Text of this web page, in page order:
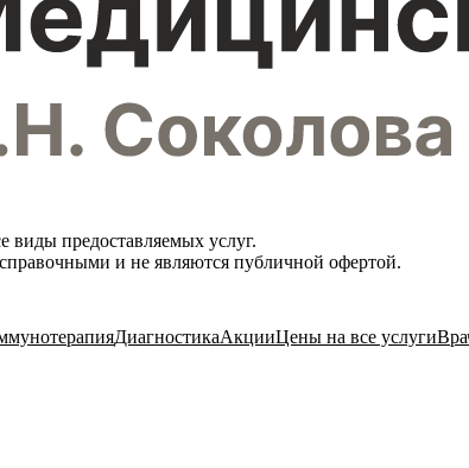
предоставляемых услуг.
и не являются публичной офертой.
ДиагностикаАкцииЦены на все услуги